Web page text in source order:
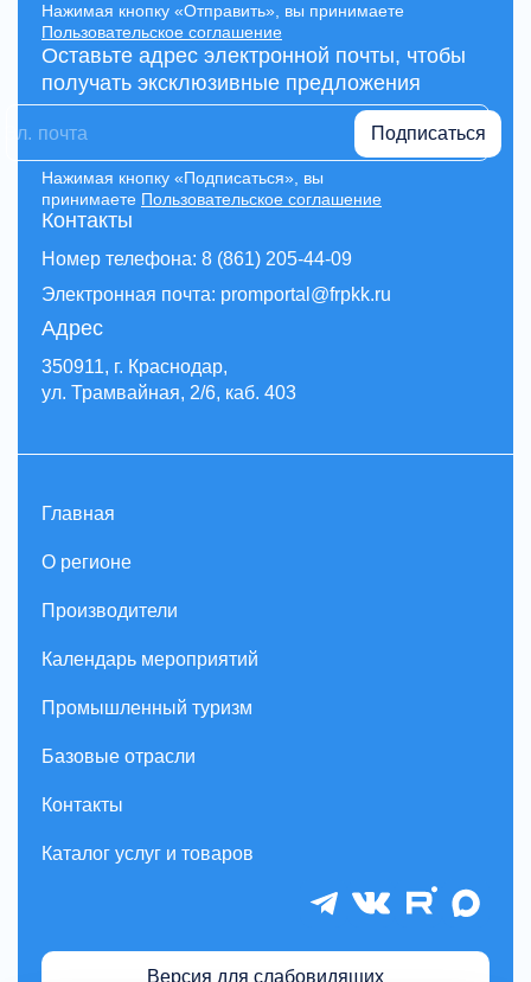
Контакты
Номер телефона: 8 (861) 205-44-09
Электронная почта: promportal@frpkk.ru
Адрес
350911, г. Краснодар,
ул. Трамвайная, 2/6, каб. 403
Нажимая кнопку «Отправить», вы принимаете
Пользовательское соглашение
Оставьте адрес электронной почты, чтобы
получать эксклюзивные предложения
Подписаться
Нажимая кнопку «Подписаться», вы
принимаете Пользовательское соглашение
Главная
О регионе
Производители
Календарь мероприятий
Промышленный туризм
Базовые отрасли
Контакты
Каталог услуг и товаров
Версия для слабовидящих